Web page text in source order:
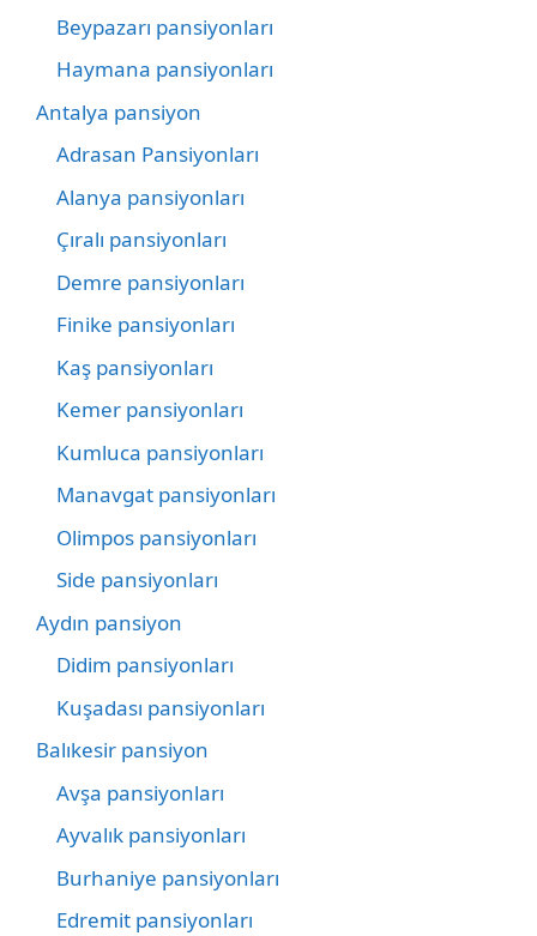
Beypazarı pansiyonları
Haymana pansiyonları
Antalya pansiyon
Adrasan Pansiyonları
Alanya pansiyonları
Çıralı pansiyonları
Demre pansiyonları
Finike pansiyonları
Kaş pansiyonları
Kemer pansiyonları
Kumluca pansiyonları
Manavgat pansiyonları
Olimpos pansiyonları
Side pansiyonları
Aydın pansiyon
Didim pansiyonları
Kuşadası pansiyonları
Balıkesir pansiyon
Avşa pansiyonları
Ayvalık pansiyonları
Burhaniye pansiyonları
Edremit pansiyonları